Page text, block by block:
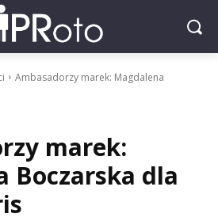
Ambasadorzy marek: Magdalena
marek:
Boczarska dla